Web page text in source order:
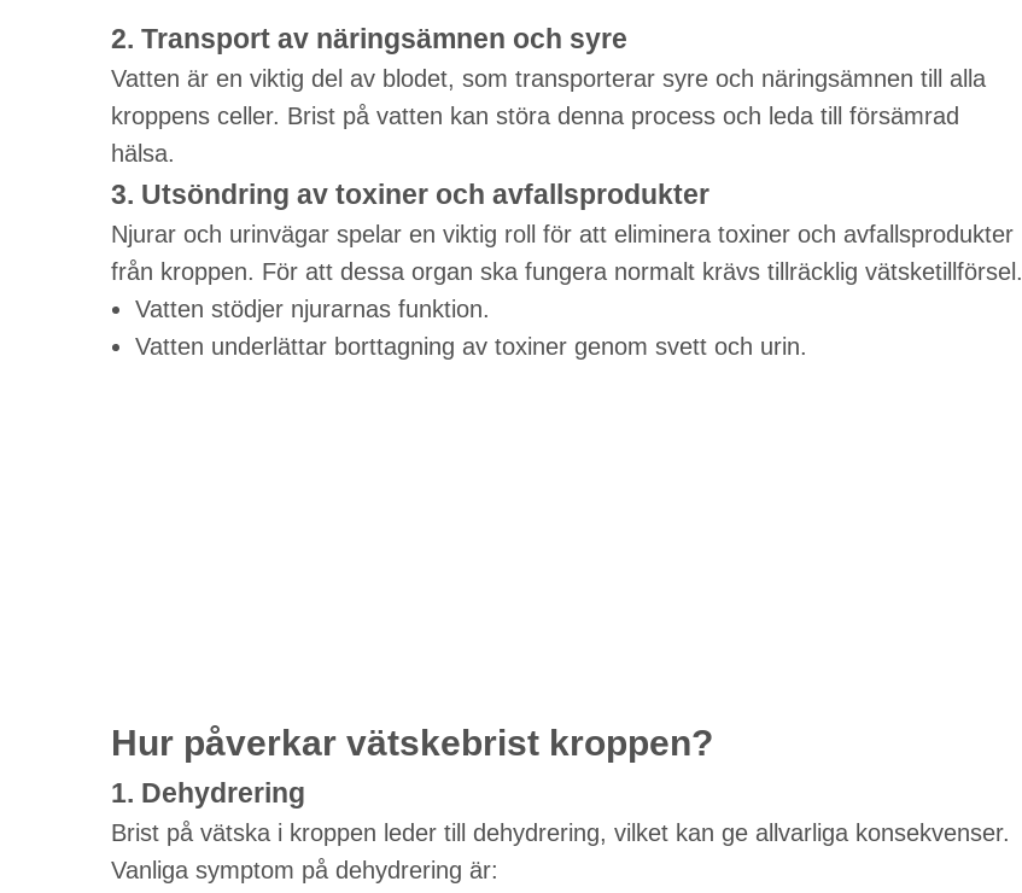
2. Transport av näringsämnen och syre
Vatten är en viktig del av blodet, som transporterar syre och näringsämnen till alla
kroppens celler. Brist på vatten kan störa denna process och leda till försämrad
hälsa.
3. Utsöndring av toxiner och avfallsprodukter
Njurar och urinvägar spelar en viktig roll för att eliminera toxiner och avfallsprodukter
från kroppen. För att dessa organ ska fungera normalt krävs tillräcklig vätsketillförsel.
Vatten stödjer njurarnas funktion.
Vatten underlättar borttagning av toxiner genom svett och urin.
Hur påverkar vätskebrist kroppen?
1. Dehydrering
Brist på vätska i kroppen leder till dehydrering, vilket kan ge allvarliga konsekvenser.
Vanliga symptom på dehydrering är: